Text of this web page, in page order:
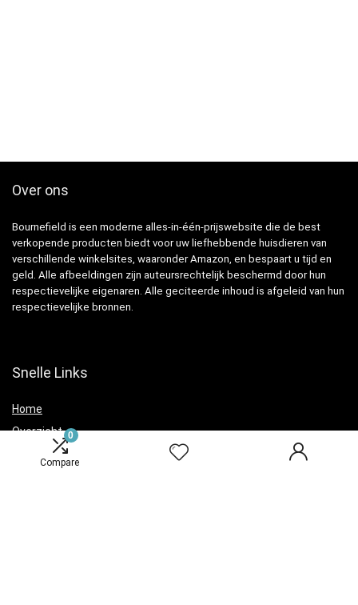
0
Compare
Over ons
Bournefield is een moderne alles-in-één-prijswebsite die de best
verkopende producten biedt voor uw liefhebbende huisdieren van
verschillende winkelsites, waaronder Amazon, en bespaart u tijd en
geld. Alle afbeeldingen zijn auteursrechtelijk beschermd door hun
respectievelijke eigenaren. Alle geciteerde inhoud is afgeleid van hun
respectievelijke bronnen.
Snelle Links
Home
Overzicht